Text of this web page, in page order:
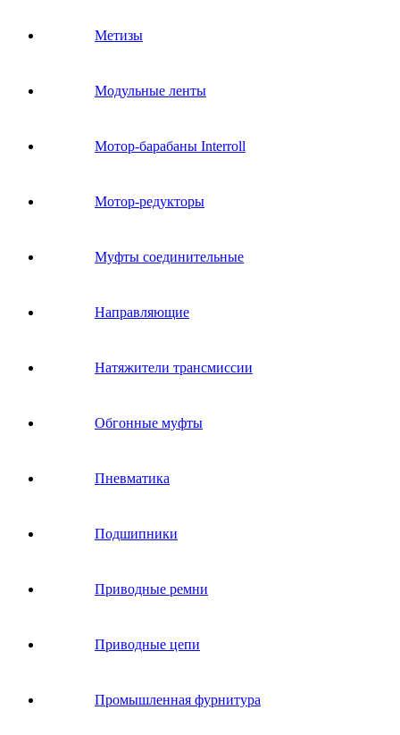
Метизы
Модульные ленты
Мотор-барабаны Interroll
Мотор-редукторы
Муфты соединительные
Направляющие
Натяжители трансмиссии
Обгонные муфты
Пневматика
Подшипники
Приводные ремни
Приводные цепи
Промышленная фурнитура